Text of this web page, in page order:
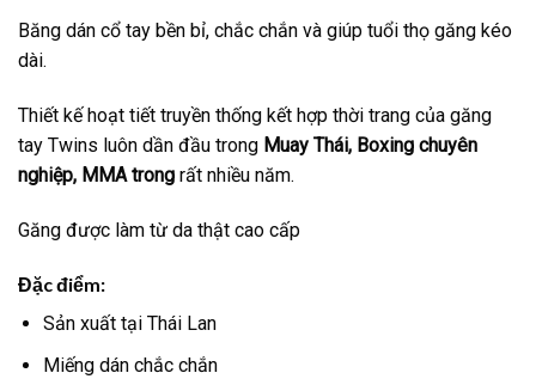
Băng dán cổ tay bền bỉ, chắc chắn và giúp tuổi thọ găng kéo
dài.
Thiết kế hoạt tiết truyền thống kết hợp thời trang của găng
tay Twins luôn dần đầu trong Muay Thái, Boxing chuyên
nghiệp, MMA trong rất nhiều năm.
Găng được làm từ da thật cao cấp
Đặc điểm:
Sản xuất tại Thái Lan
Miếng dán chắc chắn